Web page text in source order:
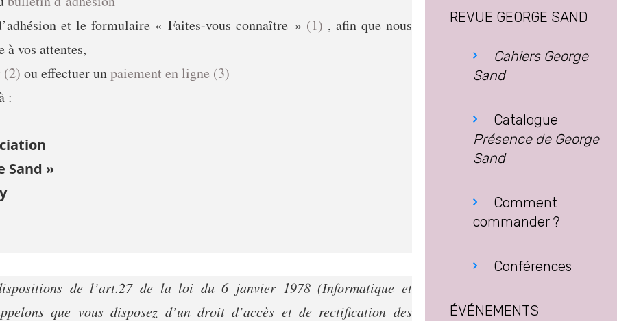
et le formulaire « Faites-vous connaître » (1) , afin que nous
à vos attentes,
(2) ou effectuer unpaiement en ligne (3)
:
Sand »
de l’art.27 de la loi du 6 janvier 1978 (Informatique et
que vous disposez d’un droit d’accès et de rectification des
REVUE GEORGE SAND
Cahiers George
Sand
Catalogue
Présence de George
Sand
Comment
commander ?
Conférences
ÉVÉNEMENTS